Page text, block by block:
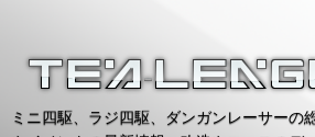
ミニ四駆、ラジ四駆、ダンガンレーサーの